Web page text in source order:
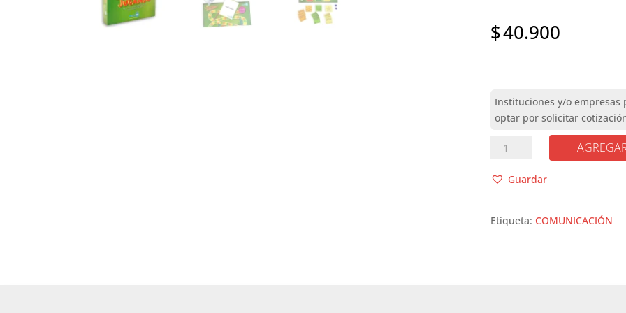
$40.900
HABLEMOS
cantidad
Guardar
Etiqueta: COMUNICACIÓN